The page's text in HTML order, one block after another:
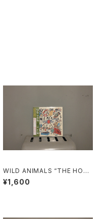
WILD ANIMALS “THE HOA
X”
¥1,600